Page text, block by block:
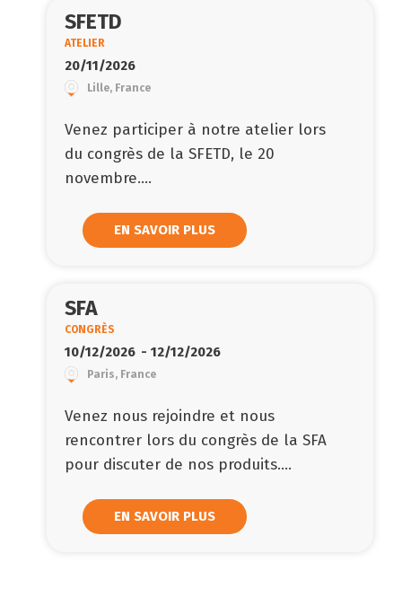
SFETD
ATELIER
20/11/2026
Lille, France
Venez participer à notre atelier lors
du congrès de la SFETD, le 20
novembre....
EN SAVOIR PLUS
SFA
CONGRÈS
10/12/2026 - 12/12/2026
Paris, France
Venez nous rejoindre et nous
rencontrer lors du congrès de la SFA
pour discuter de nos produits....
EN SAVOIR PLUS